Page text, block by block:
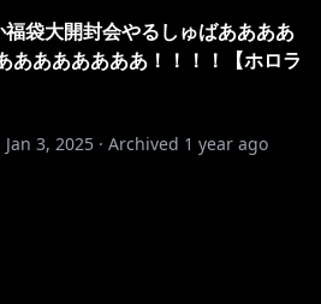
福袋大開封会やるしゅばああああ
あああああああ！！！！【ホロラ
Jan 3, 2025 · Archived 1 year ago